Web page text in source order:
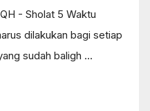
- Sholat 5 Waktu
dilakukan bagi setiap
sudah baligh ...